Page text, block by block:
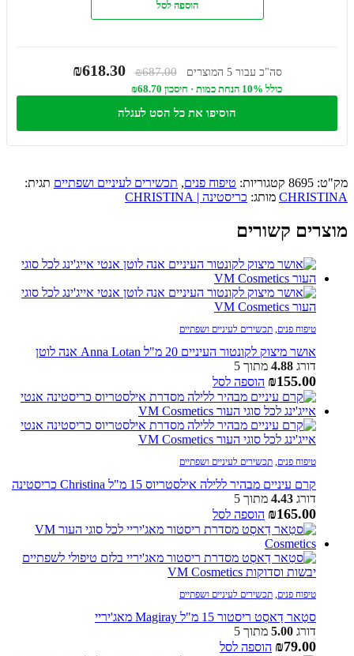
הוספה לסל
סה"כ עבור 5 המוצרים ₪687.00
₪618.30
כולל 10% הנחת כמות · חיסכון ₪68.70
הוסיפו את כל הסט לעגלה
מק"ט: 8695 קטגוריות: טיפוח פנים, תכשירים לעיניים ושפתיים תגית:
CHRISTINA מותג: כריסטינה | CHRISTINA
מוצרים קשורים
טיפוח פנים, תכשירים לעיניים ושפתיים
אושר מיצוק לקונטור העיניים 20 מ"ל Anna Lotan אנה לוטן
דורג 4.88 מתוך 5
₪155.00 הוספה לסל
טיפוח פנים, תכשירים לעיניים ושפתיים
קרם עיניים מבהיר ללילה אילסטריוס 15 מ"ל Christina כריסטינה
דורג 4.43 מתוך 5
₪165.00 הוספה לסל
טיפוח פנים, תכשירים לעיניים ושפתיים
סטַאר דַאסְט ריסטור 15 מ"ל Magiray מאג'יריי
דורג 5.00 מתוך 5
₪79.00 הוספה לסל